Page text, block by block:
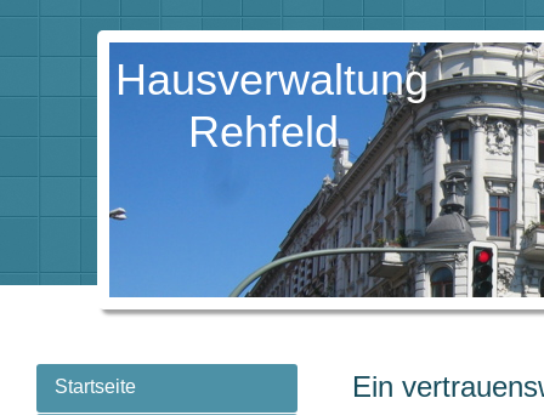
Hausverwaltung
Rehfeld
Startseite Ein